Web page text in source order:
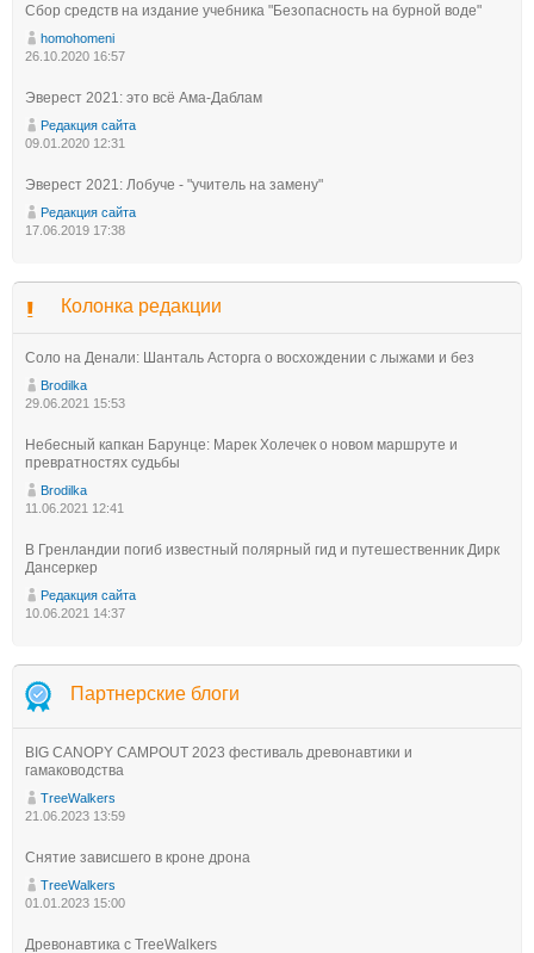
Сбор средств на издание учебника "Безопасность на бурной воде"
homohomeni
26.10.2020 16:57
Эверест 2021: это всё Ама-Даблам
Редакция сайта
09.01.2020 12:31
Эверест 2021: Лобуче - "учитель на замену"
Редакция сайта
17.06.2019 17:38
Колонка редакции
Соло на Денали: Шанталь Асторга о восхождении с лыжами и без
Brodilka
29.06.2021 15:53
Небесный капкан Барунце: Марек Холечек о новом маршруте и
превратностях судьбы
Brodilka
11.06.2021 12:41
В Гренландии погиб известный полярный гид и путешественник Дирк
Дансеркер
Редакция сайта
10.06.2021 14:37
Партнерские блоги
BIG CANOPY CAMPOUT 2023 фестиваль древонавтики и
гамаководства
TreeWalkers
21.06.2023 13:59
Снятие зависшего в кроне дрона
TreeWalkers
01.01.2023 15:00
Древонавтика с TreeWalkers